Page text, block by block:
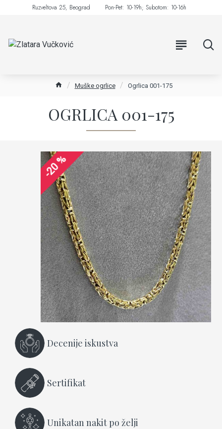
Ruzveltova 25, Beograd Pon-Pet: 10-19h; Subotom: 10-16h
Muške ogrlice Ogrlica 001-175
OGRLICA 001-175
-20 %
Decenije iskustva
Sertifikat
Unikatan nakit po želji